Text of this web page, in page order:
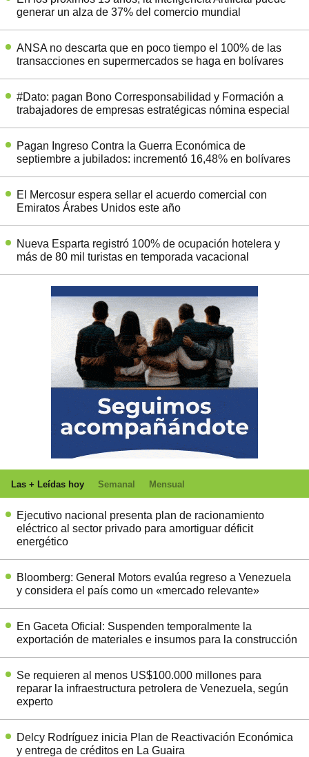
generar un alza de 37% del comercio mundial
ANSA no descarta que en poco tiempo el 100% de las
transacciones en supermercados se haga en bolívares
#Dato: pagan Bono Corresponsabilidad y Formación a
trabajadores de empresas estratégicas nómina especial
Pagan Ingreso Contra la Guerra Económica de
septiembre a jubilados: incrementó 16,48% en bolívares
El Mercosur espera sellar el acuerdo comercial con
Emiratos Árabes Unidos este año
Nueva Esparta registró 100% de ocupación hotelera y
más de 80 mil turistas en temporada vacacional
Las + Leídas hoy Semanal Mensual
Ejecutivo nacional presenta plan de racionamiento
eléctrico al sector privado para amortiguar déficit
energético
Bloomberg: General Motors evalúa regreso a Venezuela
y considera el país como un «mercado relevante»
En Gaceta Oficial: Suspenden temporalmente la
exportación de materiales e insumos para la construcción
Se requieren al menos US$100.000 millones para
reparar la infraestructura petrolera de Venezuela, según
experto
Delcy Rodríguez inicia Plan de Reactivación Económica
y entrega de créditos en La Guaira